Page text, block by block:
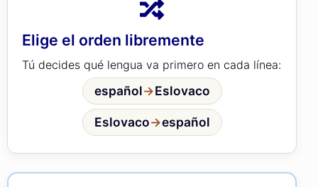
Elige el orden libremente
Tú decides qué lengua va primero en cada línea:
español→Eslovaco
Eslovaco→español